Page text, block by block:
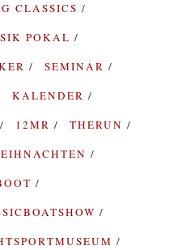
CLASSICS
POKAL
SEMINAR
KALENDER
12MR
THERUN